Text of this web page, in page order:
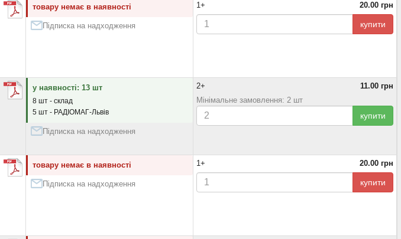
товару немає в наявності
Підписка на надходження
1+ 20.00 грн
купити
у наявності: 13 шт
8 шт - склад
5 шт - РАДІОМАГ-Львів
Підписка на надходження
2+
11.00 грн
Мінімальне замовлення: 2 шт
купити
товару немає в наявності
Підписка на надходження
1+ 20.00 грн
купити